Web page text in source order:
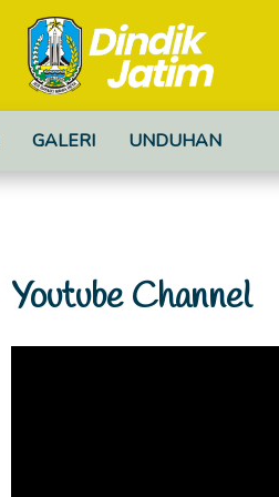
GALERI UNDUHAN
Youtube Channel